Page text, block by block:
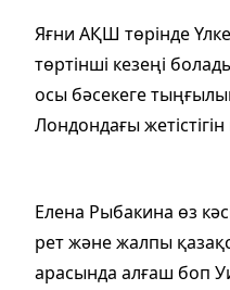
Яғни АҚШ төрінде
төртінші кезеңі
осы бәсекеге
Лондондағы
Елена Рыбакина өз
рет және жалпы
арасында алғаш боп